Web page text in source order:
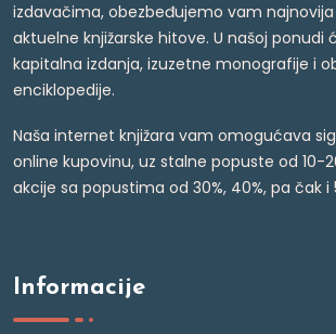
izdavačima, obezbeđujemo vam najnovija
aktuelne knjižarske hitove. U našoj ponudi
kapitalna izdanja, izuzetne monografije i
enciklopedije.
Naša internet knjižara vam omogućava
online kupovinu, uz stalne popuste od 10-
akcije sa popustima od 30%, 40%, pa čak i
Informacije